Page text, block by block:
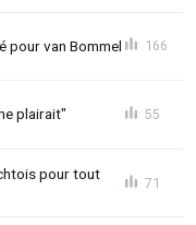
pour van Bommel 166
plairait" 55
pour tout
71